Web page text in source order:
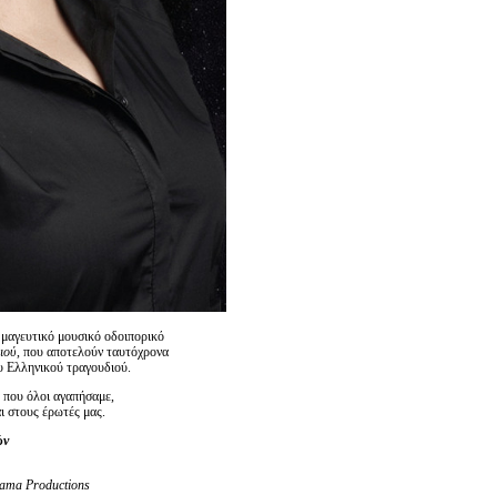
μουσικό οδοιπορικό
, που αποτελούν ταυτόχρονα
Ελληνικού τραγουδιού.
όλοι αγαπήσαμε,
στους έρωτές μας.
Productions